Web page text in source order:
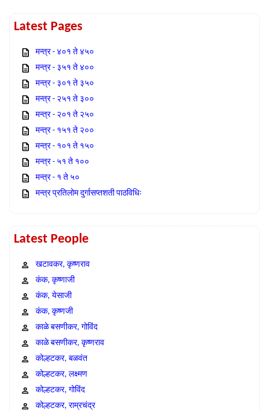
Latest Pages
मन्त्र - ४०१ ते ४५०
मन्त्र - ३५१ ते ४००
मन्त्र - ३०१ ते ३५०
मन्त्र - २५१ ते ३००
मन्त्र - २०१ ते २५०
मन्त्र - १५१ ते २००
मन्त्र - १०१ ते १५०
मन्त्र - ५१ ते १००
मन्त्र - १ ते ५०
मन्त्र प्रतिलोम दुर्गासप्तशती पाठविधिः
Latest People
खटावकर, कृष्णराव
कंक, कृष्णाजी
कंक, येसाजी
कंक, कृष्णजी
काळे बसणीकर, गोविंद
काळे बसणीकर, कृष्णराव
कोल्हटकर, बळवंत
कोल्हटकर, लक्ष्मण
कोल्हटकर, गोविंद
कोल्हटकर, राम्रचंद्र